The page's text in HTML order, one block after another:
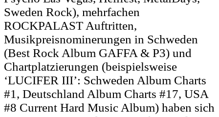
Sweden Rock), mehrfachen
ROCKPALAST Auftritten,
Musikpreisnominerungen in Schweden
(Best Rock Album GAFFA & P3) und
Chartplatzierungen (beispielsweise
‘LUCIFER III’: Schweden Album Charts
#1, Deutschland Album Charts #17, USA
#8 Current Hard Music Album) haben sich